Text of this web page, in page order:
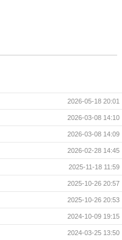
2026-05-18 20:01
2026-03-08 14:10
2026-03-08 14:09
2026-02-28 14:45
2025-11-18 11:59
2025-10-26 20:57
2025-10-26 20:53
2024-10-09 19:15
2024-03-25 13:50